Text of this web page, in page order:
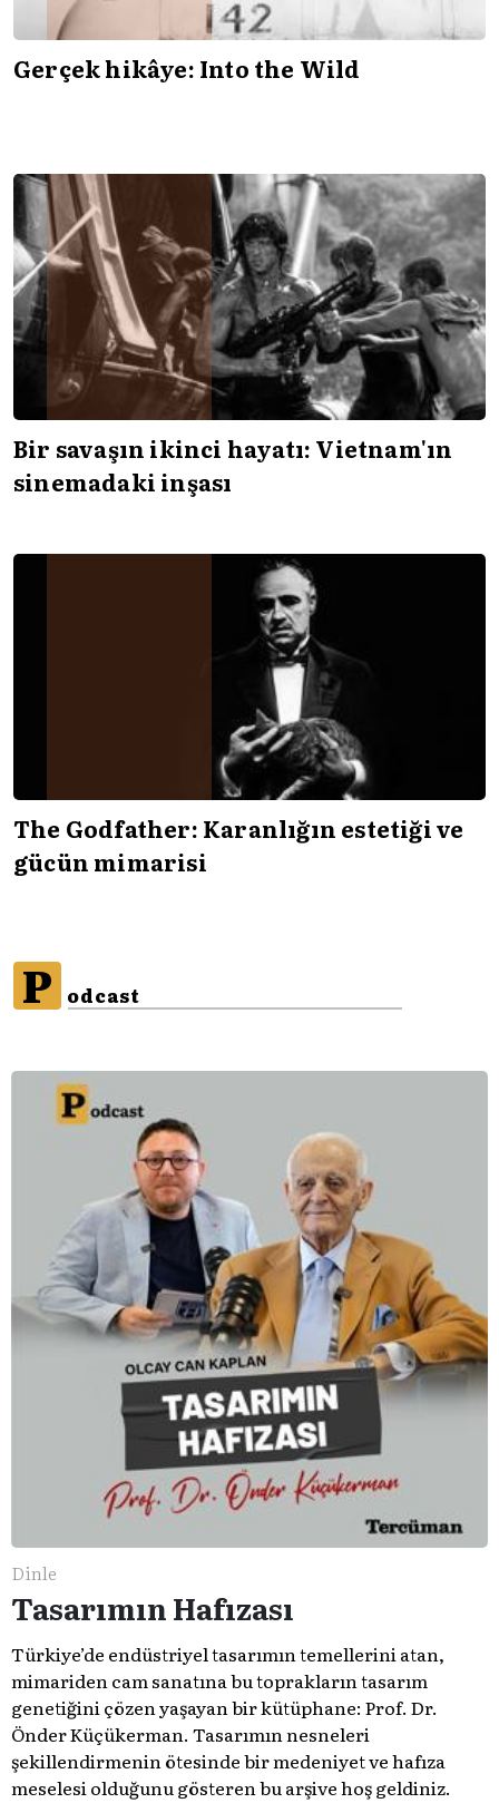
Gerçek hikâye: Into the Wild
Bir savaşın ikinci hayatı: Vietnam'ın
sinemadaki inşası
The Godfather: Karanlığın estetiği ve
gücün mimarisi
P odcast
Dinle
Tasarımın Hafızası
Türkiye’de endüstriyel tasarımın temellerini atan,
mimariden cam sanatına bu toprakların tasarım
genetiğini çözen yaşayan bir kütüphane: Prof. Dr.
Önder Küçükerman. ​Tasarımın nesneleri
şekillendirmenin ötesinde bir medeniyet ve hafıza
meselesi olduğunu gösteren bu arşive hoş geldiniz.